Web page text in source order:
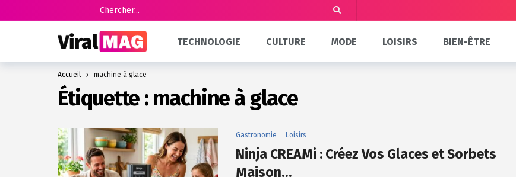
TECHNOLOGIE CULTURE MODE LOISIRS BIEN-ÊTRE
Accueil machine à glace
Étiquette : machine à glace
Gastronomie Loisirs
Ninja CREAMi : Créez Vos Glaces et Sorbets
Maison…